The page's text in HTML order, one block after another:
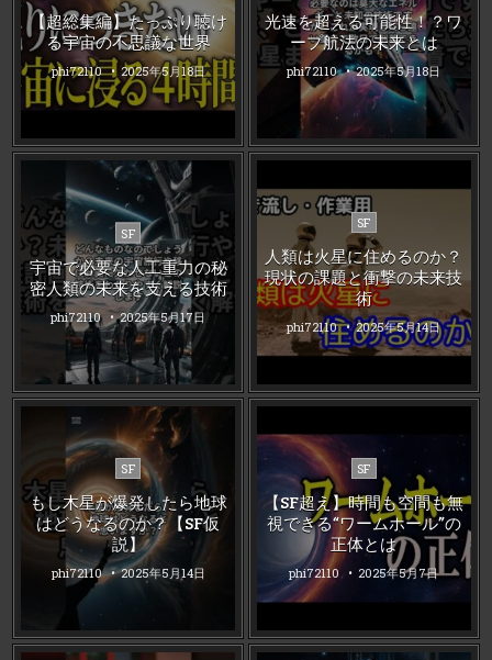
in
【超総集編】たっぷり聴け
る宇宙の不思議な世界
phi72110 2025年5月18日
in
光速を超える可能性！？ワ
ープ航法の未来とは
phi72110 2025年5月18日
Posted
in
SF
宇宙で必要な人工重力の秘
密人類の未来を支える技術
phi72110 2025年5月17日
Posted
in
SF
人類は火星に住めるのか？
現状の課題と衝撃の未来技
術
phi72110 2025年5月14日
Posted
in
SF
もし木星が爆発したら地球
はどうなるのか？【SF仮
説】
phi72110 2025年5月14日
Posted
SF
【SF超え】時間も空間も無
視できる“ワームホール”の
正体とは
phi72110 2025年5月7日